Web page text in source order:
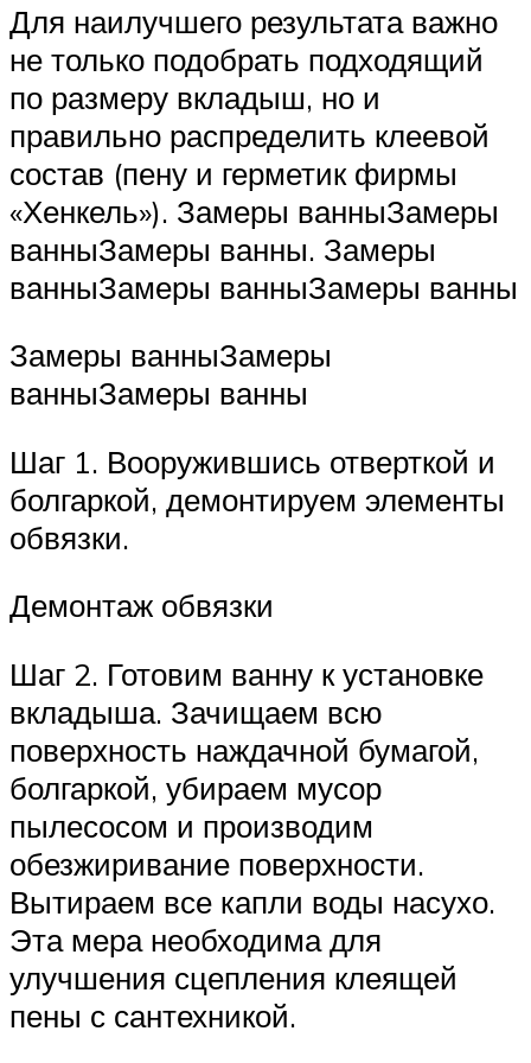
Для наилучшего результата важно
не только подобрать подходящий
по размеру вкладыш, но и
правильно распределить клеевой
состав (пену и герметик фирмы
«Хенкель»). Замеры ванныЗамеры
ванныЗамеры ванны. Замеры
ванныЗамеры ванныЗамеры ванны
Замеры ванныЗамеры
ванныЗамеры ванны
Шаг 1. Вооружившись отверткой и
болгаркой, демонтируем элементы
обвязки.
Демонтаж обвязки
Шаг 2. Готовим ванну к установке
вкладыша. Зачищаем всю
поверхность наждачной бумагой,
болгаркой, убираем мусор
пылесосом и производим
обезжиривание поверхности.
Вытираем все капли воды насухо.
Эта мера необходима для
улучшения сцепления клеящей
пены с сантехникой.